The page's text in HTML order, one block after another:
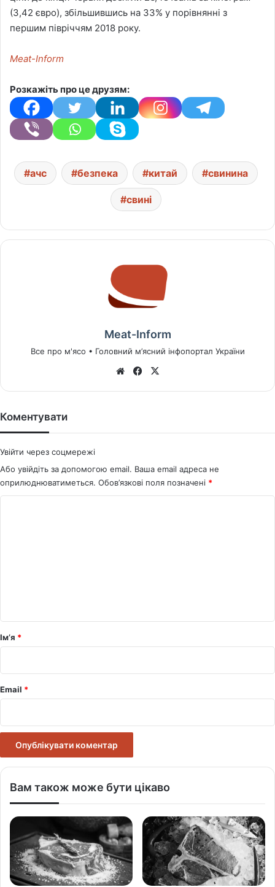
(3,42 євро), збільшившись на 33% у порівнянні з
першим півріччям 2018 року.
Meat-Inform
Розкажіть про це друзям:
ачс безпека китай свинина
свині
Meat-Inform
Все про м'ясо • Головний м’ясний інфопортал України
We
Fa
Коментувати
Увійти через соцмережі
Або увійдіть за допомогою email. Ваша email адреса не
оприлюднюватиметься. Обов’язкові поля позначені *
р
Ім’я *
Email *
Вам також може бути цікаво